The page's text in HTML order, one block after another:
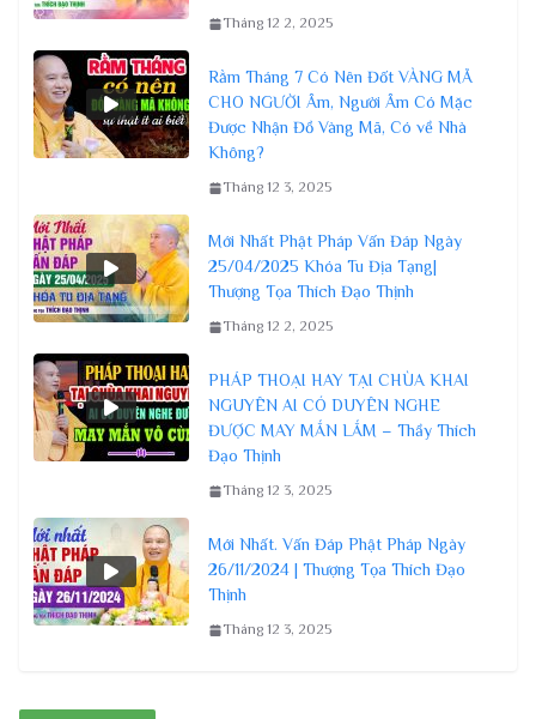
Tháng 12 2, 2025
Rằm Tháng 7 Có Nên Đốt VÀNG MÃ
CHO NGƯỜI Âm, Người Âm Có Mặc
Được Nhận Đồ Vàng Mã, Có về Nhà
Không?
Tháng 12 3, 2025
Mới Nhất Phật Pháp Vấn Đáp Ngày
25/04/2025 Khóa Tu Địa Tạng|
Thượng Tọa Thích Đạo Thịnh
Tháng 12 2, 2025
PHÁP THOẠI HAY TẠI CHÙA KHAI
NGUYÊN AI CÓ DUYÊN NGHE
ĐƯỢC MAY MẮN LẮM – Thầy Thích
Đạo Thịnh
Tháng 12 3, 2025
Mới Nhất. Vấn Đáp Phật Pháp Ngày
26/11/2024 | Thượng Tọa Thích Đạo
Thịnh
Tháng 12 3, 2025